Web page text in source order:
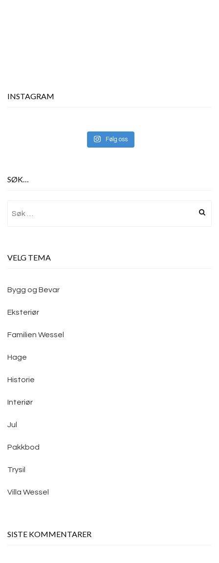
INSTAGRAM
Følg oss
SØK…
VELG TEMA
Bygg og Bevar
Eksteriør
Familien Wessel
Hage
Historie
Interiør
Jul
Pakkbod
Trysil
Villa Wessel
SISTE KOMMENTARER